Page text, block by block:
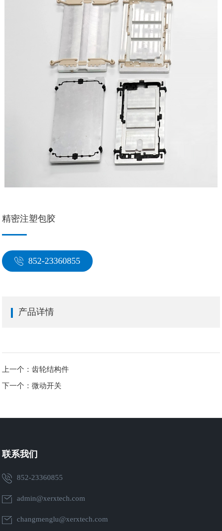
精密注塑包胶
852-23360855
产品详情
上一个：齿轮结构件
下一个：微动开关
联系我们
852-23360855
admin@xerxtech.com
changmenglu@xerxtech.com